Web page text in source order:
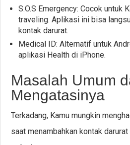
S.O.S Emergency: Cocok untuk
traveling. Aplikasi ini bisa
kontak darurat.
Medical ID: Alternatif untuk
aplikasi Health di iPhone.
Masalah Umum
Mengatasinya
Terkadang, Kamu mungkin
saat menambahkan kontak